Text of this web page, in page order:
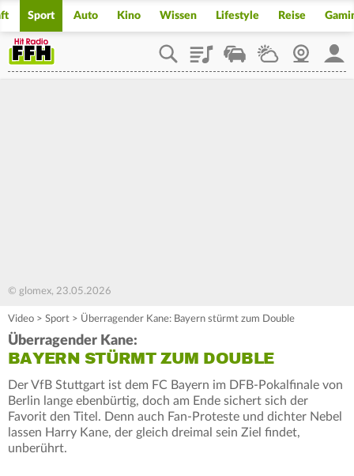
Sport Auto Kino Wissen Lifestyle Reise
PlaylistStaupilotWetterWebcam
© glomex, 23.05.2026
Video > Sport > Überragender Kane: Bayern stürmt zum Double
Überragender Kane:
BAYERN STÜRMT ZUM DOUBLE
Der VfB Stuttgart ist dem FC Bayern im DFB-Pokalfinale von
Berlin lange ebenbürtig, doch am Ende sichert sich der
Favorit den Titel. Denn auch Fan-Proteste und dichter Nebel
lassen Harry Kane, der gleich dreimal sein Ziel findet,
unberührt.